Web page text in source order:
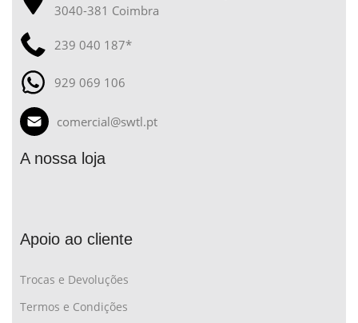
3040-381 Coimbra
239 040 187*
929 069 106
comercial@swtl.pt
A nossa loja
Apoio ao cliente
Trocas e Devoluções
Termos e Condições